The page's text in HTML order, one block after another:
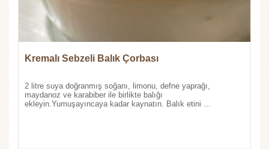
Kremalı Sebzeli Balık Çorbası
2 litre suya doğranmış soğanı, limonu, defne yaprağı,
maydanoz ve karabiber ile birlikte balığı
ekleyin.Yumuşayıncaya kadar kaynatın. Balık etini ...